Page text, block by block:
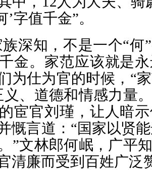
’字值千金”。
深知，不是一个“何
金。家范应该就是
为仕为官的时候，“
义、道德和情感力量
宦官刘瑾，让人暗
慨言道：“国家以贤
”文林郎何岷，广平
清廉而受到百姓广泛